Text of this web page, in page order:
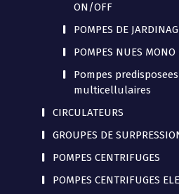
ON/OFF
POMPES DE
POMPES NUES
Pompes
multicellulaires
CIRCULATEURS
GROUPES DE
POMPES CENTRIFUGES
POMPES CENTRIFUGES